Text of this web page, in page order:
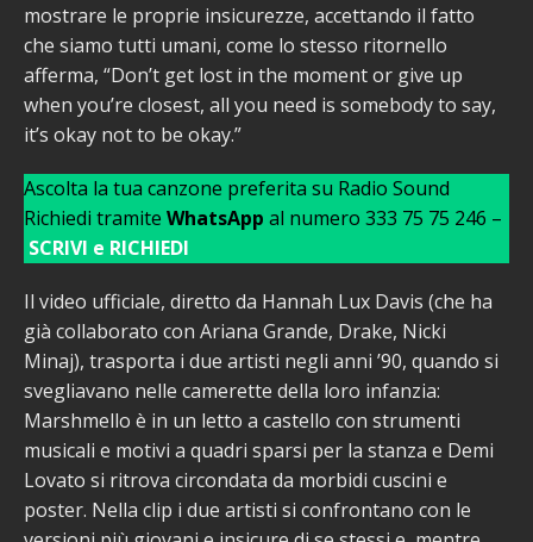
mostrare le proprie insicurezze, accettando il fatto
che siamo tutti umani, come lo stesso ritornello
afferma, “Don’t get lost in the moment or give up
when you’re closest, all you need is somebody to say,
it’s okay not to be okay.”
Ascolta la tua canzone preferita su Radio Sound
Richiedi tramite WhatsApp al numero 333 75 75 246 –
SCRIVI e RICHIEDI
Il video ufficiale, diretto da Hannah Lux Davis (che ha
già collaborato con Ariana Grande, Drake, Nicki
Minaj), trasporta i due artisti negli anni ’90, quando si
svegliavano nelle camerette della loro infanzia:
Marshmello è in un letto a castello con strumenti
musicali e motivi a quadri sparsi per la stanza e Demi
Lovato si ritrova circondata da morbidi cuscini e
poster. Nella clip i due artisti si confrontano con le